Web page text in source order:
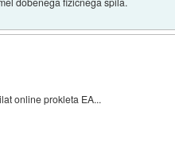
online prokleta EA...